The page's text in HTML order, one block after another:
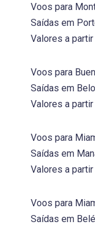
Voos para
Saídas em
Valores a
Voos para
Saídas em
Valores a
Voos para
Saídas em
Valores a
Voos para
Saídas em